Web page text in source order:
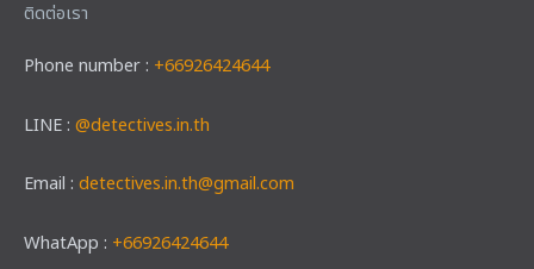
ติดต่อเรา
Phone number : +66926424644
LINE : @detectives.in.th
Email : detectives.in.th@gmail.com
WhatApp : +66926424644